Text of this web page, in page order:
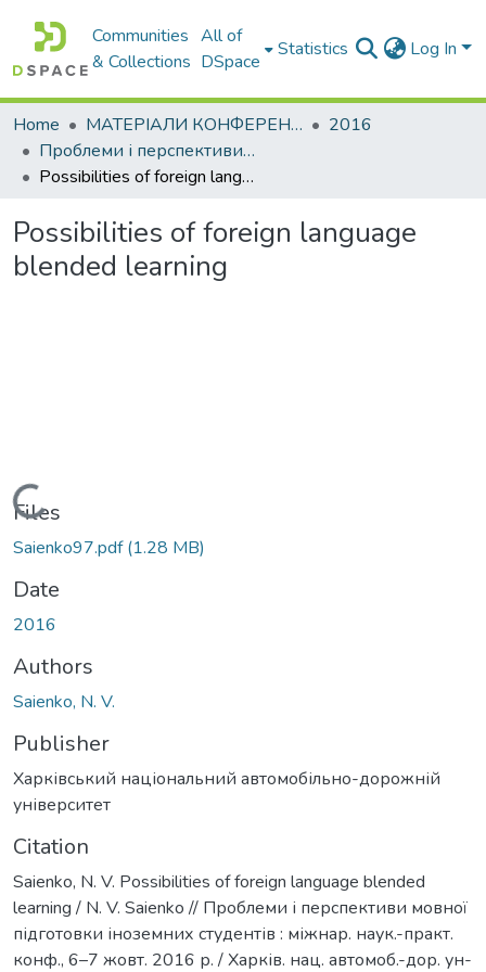
Communities
& Collections
All of
DSpace
Statistics Log In
Home МАТЕРІАЛИ КОНФЕРЕНЦІЙ
2016
Проблеми і перспективи мовної підготовки іноземних студентів
Possibilities of foreign language blended learning
Possibilities of foreign language
blended learning
Loading...
Files
Saienko97.pdf(1.28 MB)
Date
2016
Authors
Saienko, N. V.
Publisher
Харківський національний автомобільно-дорожній
університет
Citation
Saienko, N. V. Possibilities of foreign language blended
learning / N. V. Saienko // Проблеми і перспективи мовної
підготовки іноземних студентів : міжнар. наук.-практ.
конф., 6–7 жовт. 2016 р. / Харків. нац. автомоб.-дор. ун-